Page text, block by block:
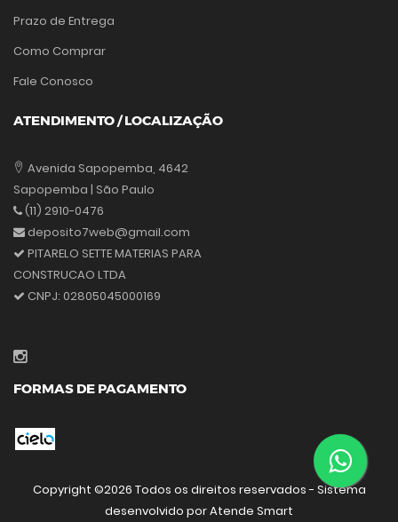
Prazo de Entrega
Como Comprar
Fale Conosco
ATENDIMENTO / LOCALIZAÇÃO
Avenida Sapopemba, 4642
Sapopemba | São Paulo
(11) 2910-0476
deposito7web@gmail.com
PITARELO SETTE MATERIAS PARA
CONSTRUCAO LTDA
CNPJ: 02805045000169
FORMAS DE PAGAMENTO
Copyright ©2026 Todos os direitos reservados - Sistema
desenvolvido porAtende Smart